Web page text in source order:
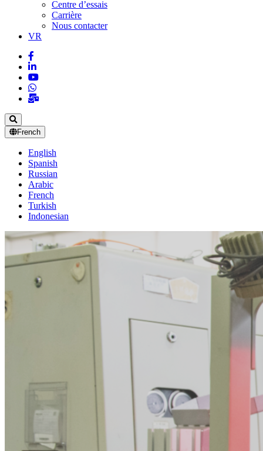
Centre d’essais
Carrière
Nous contacter
VR
French
English
Spanish
Russian
Arabic
French
Turkish
Indonesian